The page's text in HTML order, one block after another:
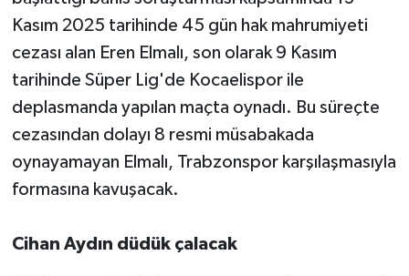
Kasım 2025 tarihinde 45 gün hak mahrumiyeti
cezası alan Eren Elmalı, son olarak 9 Kasım
tarihinde Süper Lig'de Kocaelispor ile
deplasmanda yapılan maçta oynadı. Bu süreçte
cezasından dolayı 8 resmi müsabakada
oynayamayan Elmalı, Trabzonspor karşılaşmasıyla
formasına kavuşacak.
Cihan Aydın düdük çalacak